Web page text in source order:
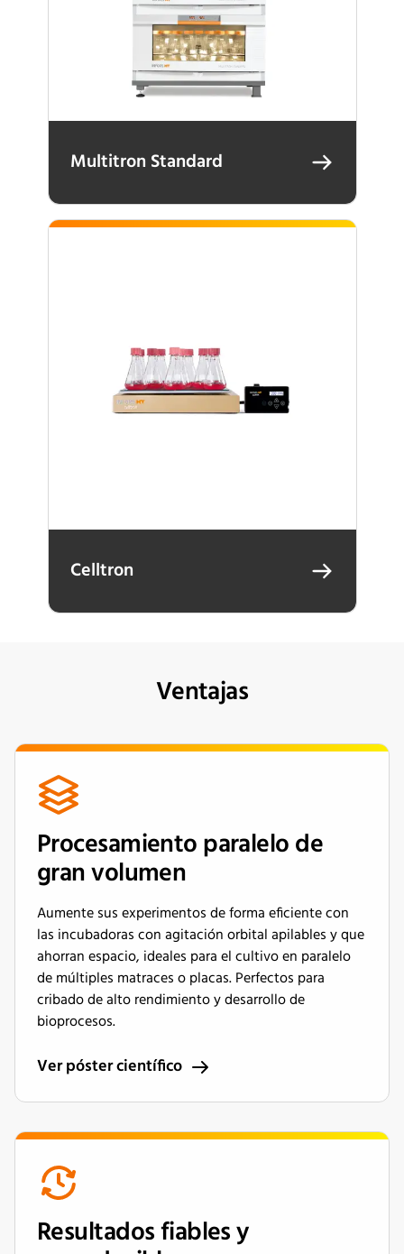
Multitron Standard
Celltron
Ventajas
Procesamiento paralelo de
gran volumen
Aumente sus experimentos de forma eficiente con
las incubadoras con agitación orbital apilables y que
ahorran espacio, ideales para el cultivo en paralelo
de múltiples matraces o placas. Perfectos para
cribado de alto rendimiento y desarrollo de
bioprocesos.
Ver póster científico
Resultados fiables y